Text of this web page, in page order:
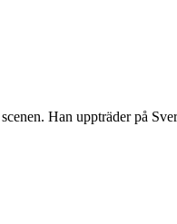
Han uppträder på